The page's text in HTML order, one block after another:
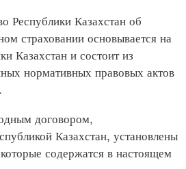
Республики Казахстан об
страховании основывается на
Казахстан и состоит из
нормативных правовых актов
договором,
Казахстан, установлены
содержатся в настоящем